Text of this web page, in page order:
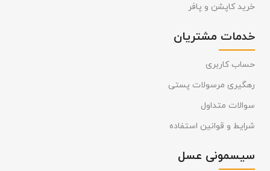
خرید کاپشن و پافر
خدمات مشتریان
حساب کاربری
رهگیری مرسولات پستی
سوالات متداول
شرایط و قوانین استفاده
سیسمونی عسل